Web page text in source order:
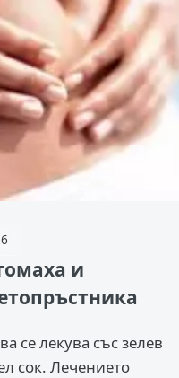
и
се лекува със зелев
сок. Лечението